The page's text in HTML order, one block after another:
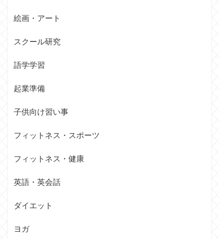
絵画・アート
スクール研究
語学学習
起業準備
子供向け習い事
フィットネス・スポーツ
フィットネス・健康
英語・英会話
ダイエット
ヨガ